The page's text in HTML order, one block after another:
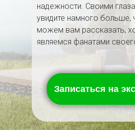
надежности. Своими
увидите намного больше,
можем вам рассказать,
являемся фанатами
Записаться на